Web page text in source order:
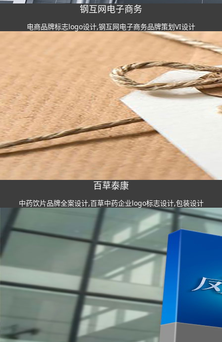
钢互网电子商务
电商品牌标志logo设计,钢互网电子商务品牌策划VI设计
百草泰康
中药饮片品牌全案设计,百草中药企业logo标志设计,包装设计